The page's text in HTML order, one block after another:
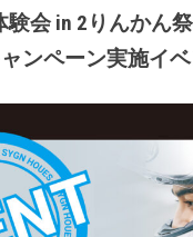
験会 in 2りんかん
ンペーン実施イベ